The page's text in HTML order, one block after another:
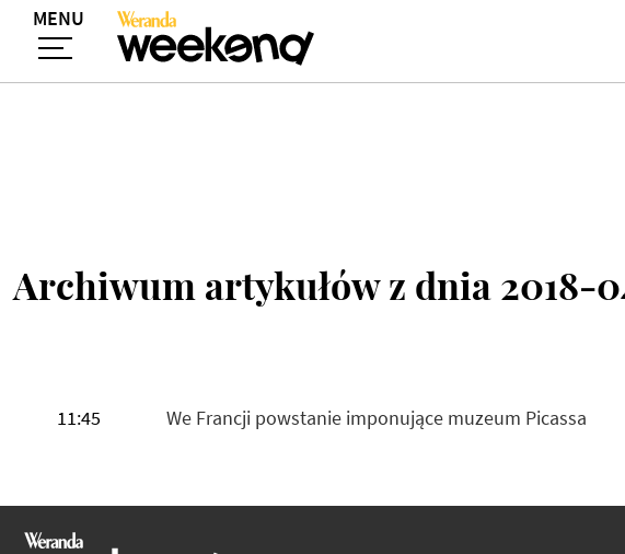
MENU
Archiwum artykułów z dnia 2018-
11:45 We Francji powstanie imponujące muzeum Picassa